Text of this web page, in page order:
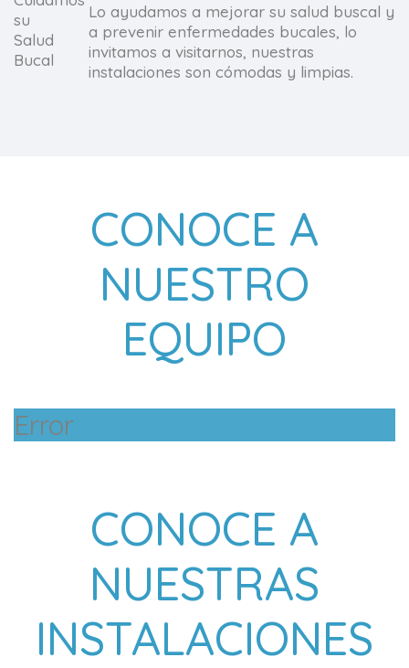
Lo ayudamos a mejorar su salud buscal y
a prevenir enfermedades bucales, lo
invitamos a visitarnos, nuestras
instalaciones son cómodas y limpias.
CONOCE A
NUESTRO
EQUIPO
Error
CONOCE A
NUESTRAS
INSTALACIONES